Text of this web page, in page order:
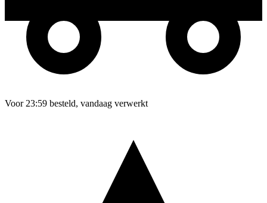
Voor 23:59 besteld, vandaag verwerkt